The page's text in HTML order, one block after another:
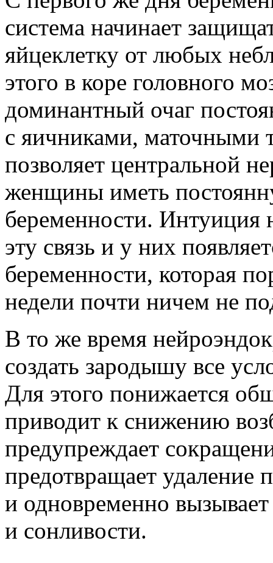
система начинает
яйцеклетку от любых
этого в коре головного
доминантный очаг
с яичниками, маточными
позволяет центральной
женщины иметь
беременности.
эту связь и у них
беременности, которая
недели почти ничем не
В то же время
создать зародышу все
Для этого понижается
приводит к снижению
предупреждает
предотвращает удаление
и одновременно
и сонливости.